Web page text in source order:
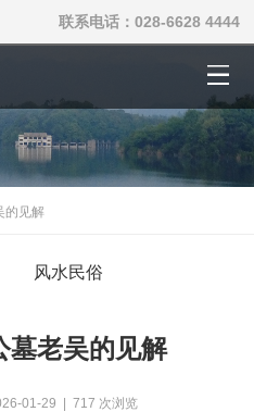
联系电话：028-6628 4444
的见解
风水民俗
墓老吴的见解
01-29 | 717 次浏览